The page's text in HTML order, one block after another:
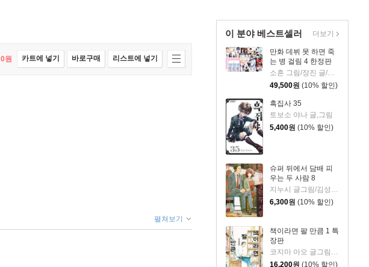
이 분야 베스트셀러
만화 데뷔 못 하면 죽
는 병 걸림 4 한정판
소흔 그림/장진 글/백덕수 원저
49,500원 (10% 할인)
흑집사 35
토보소 야나 글,그림
5,400원 (10% 할인)
슈퍼 뒤에서 담배 피
우는 두 사람 8
지누시 글그림/김성래 역
6,300원 (10% 할인)
책이라면 팔 만큼 1 특
장판
코지마 아오 글그림/장혜영 역
16,200원 (10% 할인)
더보기
0원 카트에 넣기 바로구매 리스트에 넣기
펼쳐보기